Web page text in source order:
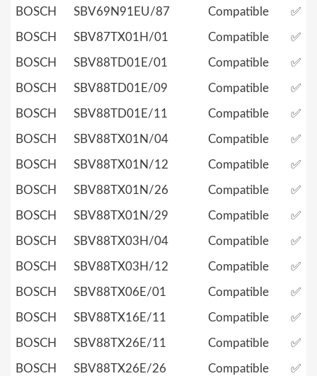
BOSCH SBV69N91EU/87 Compatible ✅
BOSCH SBV87TX01H/01 Compatible ✅
BOSCH SBV88TD01E/01 Compatible ✅
BOSCH SBV88TD01E/09 Compatible ✅
BOSCH SBV88TD01E/11 Compatible ✅
BOSCH SBV88TX01N/04 Compatible ✅
BOSCH SBV88TX01N/12 Compatible ✅
BOSCH SBV88TX01N/26 Compatible ✅
BOSCH SBV88TX01N/29 Compatible ✅
BOSCH SBV88TX03H/04 Compatible ✅
BOSCH SBV88TX03H/12 Compatible ✅
BOSCH SBV88TX06E/01 Compatible ✅
BOSCH SBV88TX16E/11 Compatible ✅
BOSCH SBV88TX26E/11 Compatible ✅
BOSCH SBV88TX26E/26 Compatible ✅